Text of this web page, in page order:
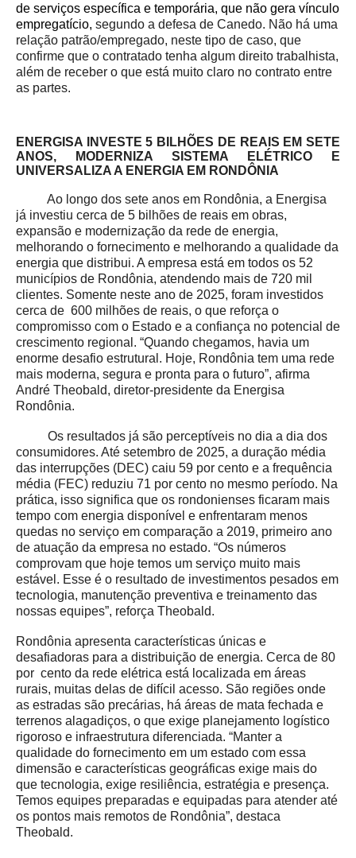
de serviços específica e temporária, que não gera vínculo
empregatício, segundo a defesa de Canedo. Não há uma
relação patrão/empregado, neste tipo de caso, que
confirme que o contratado tenha algum direito trabalhista,
além de receber o que está muito claro no contrato entre
as partes.
ENERGISA INVESTE 5 BILHÕES DE REAIS EM SETE
ANOS, MODERNIZA SISTEMA ELÉTRICO E
UNIVERSALIZA A ENERGIA EM RONDÔNIA
Ao longo dos sete anos em Rondônia, a Energisa
já investiu cerca de 5 bilhões de reais em obras,
expansão e modernização da rede de energia,
melhorando o fornecimento e melhorando a qualidade da
energia que distribui. A empresa está em todos os 52
municípios de Rondônia, atendendo mais de 720 mil
clientes. Somente neste ano de 2025, foram investidos
cerca de 600 milhões de reais, o que reforça o
compromisso com o Estado e a confiança no potencial de
crescimento regional. “Quando chegamos, havia um
enorme desafio estrutural. Hoje, Rondônia tem uma rede
mais moderna, segura e pronta para o futuro”, afirma
André Theobald, diretor-presidente da Energisa
Rondônia.
Os resultados já são perceptíveis no dia a dia dos
consumidores. Até setembro de 2025, a duração média
das interrupções (DEC) caiu 59 por cento e a frequência
média (FEC) reduziu 71 por cento no mesmo período. Na
prática, isso significa que os rondonienses ficaram mais
tempo com energia disponível e enfrentaram menos
quedas no serviço em comparação a 2019, primeiro ano
de atuação da empresa no estado. “Os números
comprovam que hoje temos um serviço muito mais
estável. Esse é o resultado de investimentos pesados em
tecnologia, manutenção preventiva e treinamento das
nossas equipes”, reforça Theobald.
Rondônia apresenta características únicas e
desafiadoras para a distribuição de energia. Cerca de 80
por cento da rede elétrica está localizada em áreas
rurais, muitas delas de difícil acesso. São regiões onde
as estradas são precárias, há áreas de mata fechada e
terrenos alagadiços, o que exige planejamento logístico
rigoroso e infraestrutura diferenciada. “Manter a
qualidade do fornecimento em um estado com essa
dimensão e características geográficas exige mais do
que tecnologia, exige resiliência, estratégia e presença.
Temos equipes preparadas e equipadas para atender até
os pontos mais remotos de Rondônia”, destaca
Theobald.